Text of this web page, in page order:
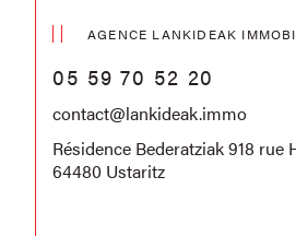
AGENCE LANKIDEAK
05 59 70 52 20
contact@lankideak.immo
Résidence Bederatziak 918 rue
64480 Ustaritz